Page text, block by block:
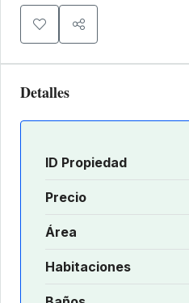
Detalles
ID Propiedad
Precio
Área
Habitaciones